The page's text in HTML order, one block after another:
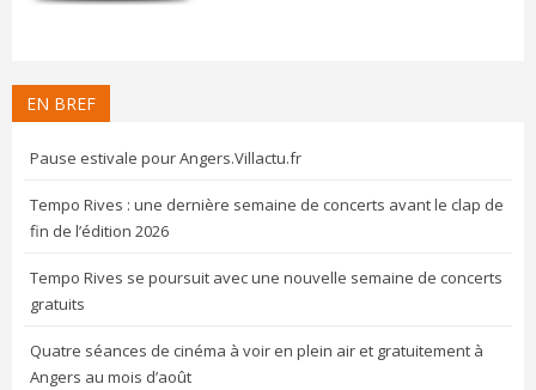
EN BREF
Pause estivale pour Angers.Villactu.fr
Tempo Rives : une dernière semaine de concerts avant le clap de
fin de l’édition 2026
Tempo Rives se poursuit avec une nouvelle semaine de concerts
gratuits
Quatre séances de cinéma à voir en plein air et gratuitement à
Angers au mois d’août